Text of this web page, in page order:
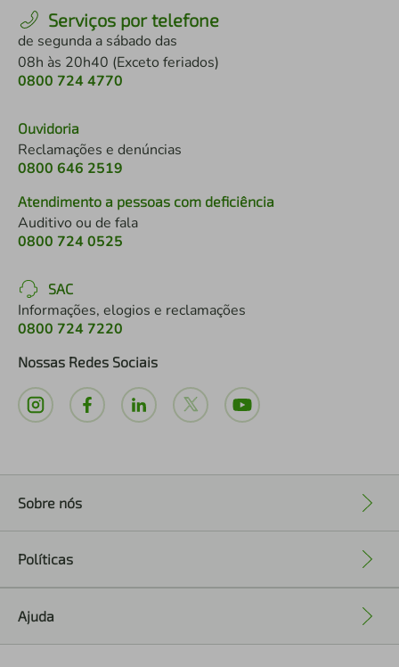
Serviços por telefone
de segunda a sábado das
08h às 20h40 (Exceto feriados)
0800 724 4770
Ouvidoria
Reclamações e denúncias
0800 646 2519
Atendimento a pessoas com deficiência
Auditivo ou de fala
0800 724 0525
SAC
Informações, elogios e reclamações
0800 724 7220
Nossas Redes Sociais
Sobre nós
Políticas
Ajuda